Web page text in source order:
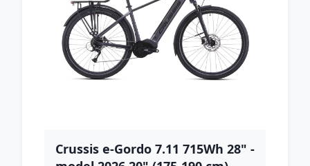
Crussis e-Gordo 7.11 715Wh 28" -